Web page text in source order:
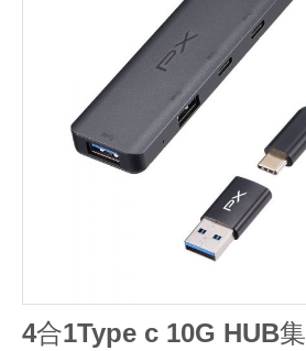
4合1Type c 10G HUB